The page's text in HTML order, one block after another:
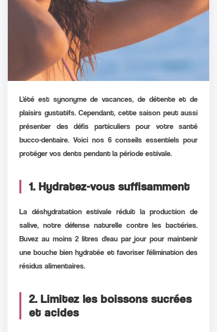
L'été est synonyme de vacances, de détente et de
plaisirs gustatifs. Cependant, cette saison peut aussi
présenter des défis particuliers pour votre santé
bucco-dentaire. Voici nos 6 conseils essentiels pour
protéger vos dents pendant la période estivale.
1. Hydratez-vous suffisamment
La déshydratation estivale réduit la production de
salive, notre défense naturelle contre les bactéries.
Buvez au moins 2 litres d'eau par jour pour maintenir
une bouche bien hydratée et favoriser l'élimination des
résidus alimentaires.
2. Limitez les boissons sucrées
et acides